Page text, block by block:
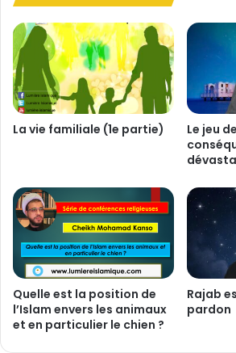
t
i
)
La vie familiale (1e partie)
Le jeu
Quelle est la position de
l’Islam envers les animaux
et en particulier le chien ?
Rajab
pardon